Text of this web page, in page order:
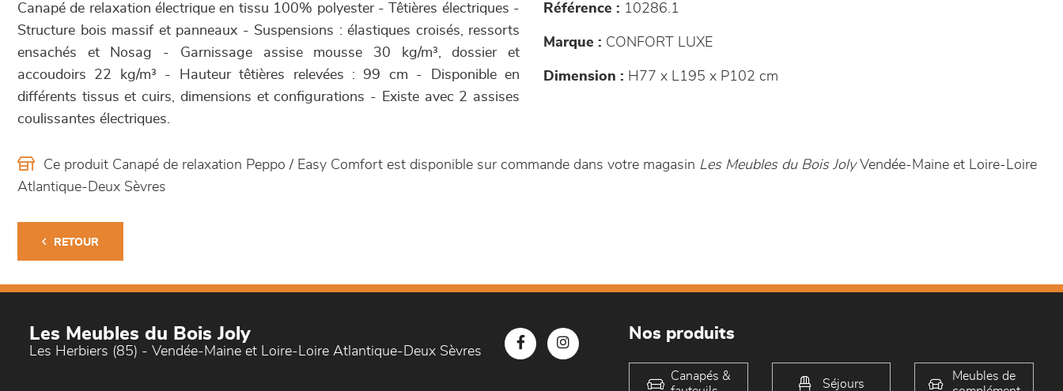
Canapé de relaxation électrique en tissu 100% polyester - Têtières électriques -
Structure bois massif et panneaux - Suspensions : élastiques croisés, ressorts
ensachés et Nosag - Garnissage assise mousse 30 kg/m³, dossier et
accoudoirs 22 kg/m³ - Hauteur têtières relevées : 99 cm - Disponible en
différents tissus et cuirs, dimensions et configurations - Existe avec 2 assises
coulissantes électriques.
Référence : 10286.1
Marque : CONFORT LUXE
Dimension : H77 x L195 x P102 cm
Ce produit Canapé de relaxation Peppo / Easy Comfort est disponible sur commande dans votre magasin Les Meubles du Bois JolyVendée-Maine et Loire-Loire
Atlantique-Deux Sèvres
RETOUR
Les Meubles du Bois Joly
Les Herbiers (85) - Vendée-Maine et Loire-Loire Atlantique-Deux Sèvres
Nos produits
Canapés &
Séjours
Meubles de